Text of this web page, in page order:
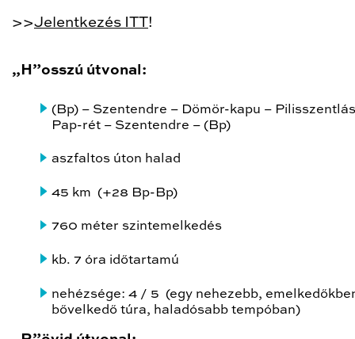
>>Jelentkezés ITT!
„H”osszú útvonal:
(Bp) – Szentendre – Dömör-kapu –
Pap-rét – Szentendre – (Bp)
aszfaltos úton halad
45 km (+28 Bp-Bp)
760 méter szintemelkedés
kb. 7 óra időtartamú
nehézsége: 4 / 5 (egy nehezebb,
bővelkedő túra, haladósabb tempóban)